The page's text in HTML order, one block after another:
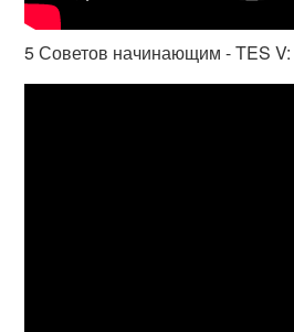
5 Советов начинающим - TES